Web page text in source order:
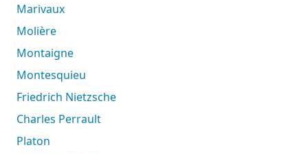
Marivaux
Molière
Montaigne
Montesquieu
Friedrich Nietzsche
Charles Perrault
Platon